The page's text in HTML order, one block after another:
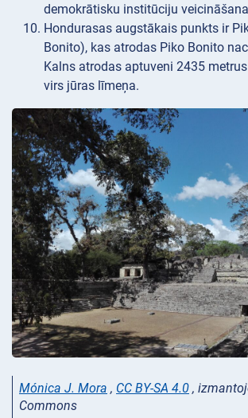
demokrātisku institūciju
Hondurasas augstākais punkts ir
Bonito), kas atrodas Piko Bonito
Kalns atrodas aptuveni 2435
virs jūras līmeņa.
Mónica J. Mora , CC BY-SA 4.0 ,
Commons